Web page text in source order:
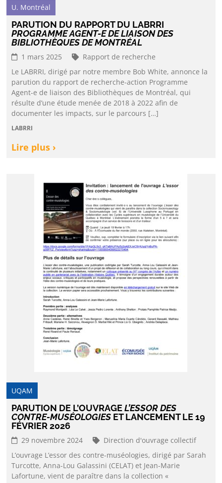
U. Montréal
PARUTION DU RAPPORT DU LABRRI
PROGRAMME AGENT-E DE LIAISON DES
BIBLIOTHÈQUES DE MONTRÉAL
1 mars 2025
Rapport de recherche
Le LABRRI, dirigé par notre membre Bob White, annonce la
parution du rapport de recherche-action Programme
Agent-e de liaison des Bibliothèques de Montréal, qui
résulte d’une étude menée de 2018 à 2022 afin de
documenter les impacts, sur le parcours […]
LABRRI
Lire plus ›
UQAM
PARUTION DE L’OUVRAGEL’ESSOR DES
CONTRE-MUSÉOLOGIES ET LANCEMENT LE 19
FÉVRIER 2026
29 novembre 2024
Direction d'ouvrage collectif
L’ouvrage L’essor des contre-muséologies, dirigé par Sarah
Turcotte, Anna-Lou Galassini (CELAT) et Jean-Marie
Lafortune, vient de paraître dans la collection «